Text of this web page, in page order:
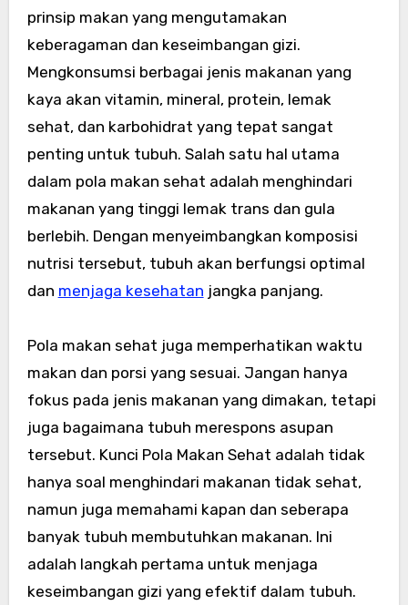
prinsip makan yang mengutamakan
keberagaman dan keseimbangan gizi.
Mengkonsumsi berbagai jenis makanan yang
kaya akan vitamin, mineral, protein, lemak
sehat, dan karbohidrat yang tepat sangat
penting untuk tubuh. Salah satu hal utama
dalam pola makan sehat adalah menghindari
makanan yang tinggi lemak trans dan gula
berlebih. Dengan menyeimbangkan komposisi
nutrisi tersebut, tubuh akan berfungsi optimal
dan menjaga kesehatan jangka panjang.
Pola makan sehat juga memperhatikan waktu
makan dan porsi yang sesuai. Jangan hanya
fokus pada jenis makanan yang dimakan, tetapi
juga bagaimana tubuh merespons asupan
tersebut. Kunci Pola Makan Sehat adalah tidak
hanya soal menghindari makanan tidak sehat,
namun juga memahami kapan dan seberapa
banyak tubuh membutuhkan makanan. Ini
adalah langkah pertama untuk menjaga
keseimbangan gizi yang efektif dalam tubuh.